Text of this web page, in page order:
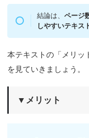
結論は、ページ
しやすいテキス
本テキストの「メリッ
を見ていきましょう。
▼メリット